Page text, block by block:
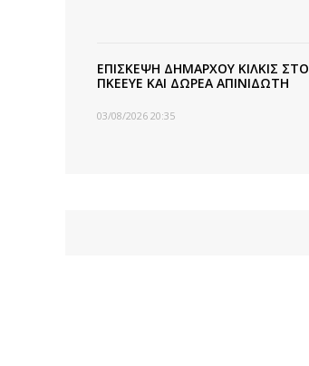
ΕΠΙΣΚΕΨΗ ΔΗΜΑΡΧΟΥ ΚΙΛΚΙΣ ΣΤΟ
ΠΚΕΕΥΕ ΚΑΙ ΔΩΡΕΑ ΑΠΙΝΙΔΩΤΗ
03/08/2026 20:35